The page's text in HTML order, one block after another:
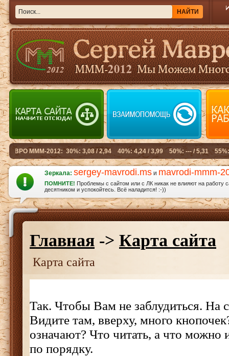
Зеркала: sergey-mavrodi.ms и mavrodi-mmm-
ПОМНИТЕ! Проблемы с сайтом или с ЛК никак не влияют на работу
десятником и успокойтесь. Всё наладится! :-))
Главная -> Карта сайта
Карта сайта
Так. Чтобы Вам не заблудиться. На
Видите там, вверху, много
означают? Что читать, а что можно
по порядку.